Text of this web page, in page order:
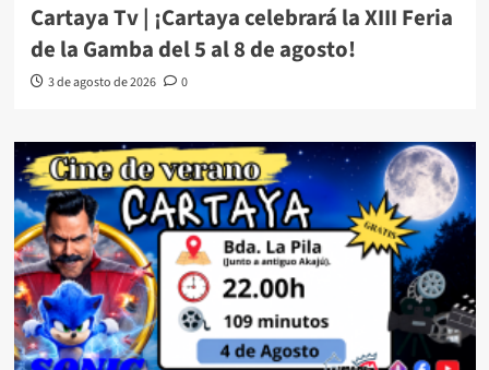
Cartaya Tv | ¡Cartaya celebrará la XIII Feria
de la Gamba del 5 al 8 de agosto!
3 de agosto de 2026 0